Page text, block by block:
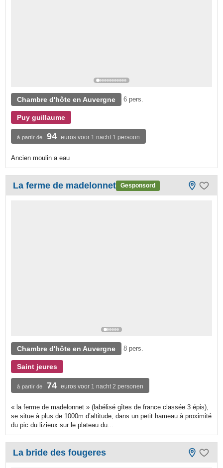
Chambre d'hôte en Auvergne 6 pers.
Puy guillaume
à partir de 94 euros voor 1 nacht 1 persoon
Ancien moulin a eau
La ferme de madelonnet Gesponsord
Chambre d'hôte en Auvergne 8 pers.
Saint jeures
à partir de 74 euros voor 1 nacht 2 personen
« la ferme de madelonnet » (labélisé gîtes de france classée 3 épis),
se situe à plus de 1000m d’altitude, dans un petit hameau à proximité
du pic du lizieux sur le plateau du...
La bride des fougeres